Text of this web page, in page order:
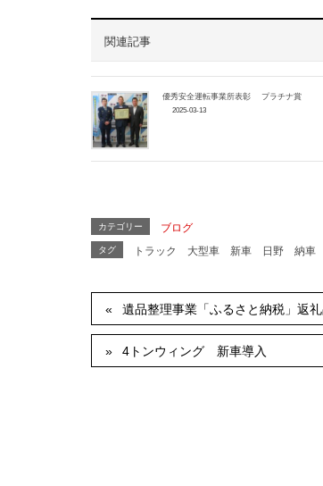
関連記事
優秀安全運転事業所表彰 プラチナ賞
2025-03-13
カテゴリー ブログ
タグ トラック 大型車 新車 日野 納車
遺品整理事業「ふるさと納税」返
4トンウィング 新車導入